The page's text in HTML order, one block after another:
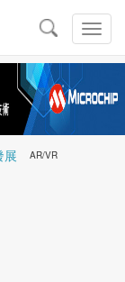
切
換
導
導
航
展 AR/VR